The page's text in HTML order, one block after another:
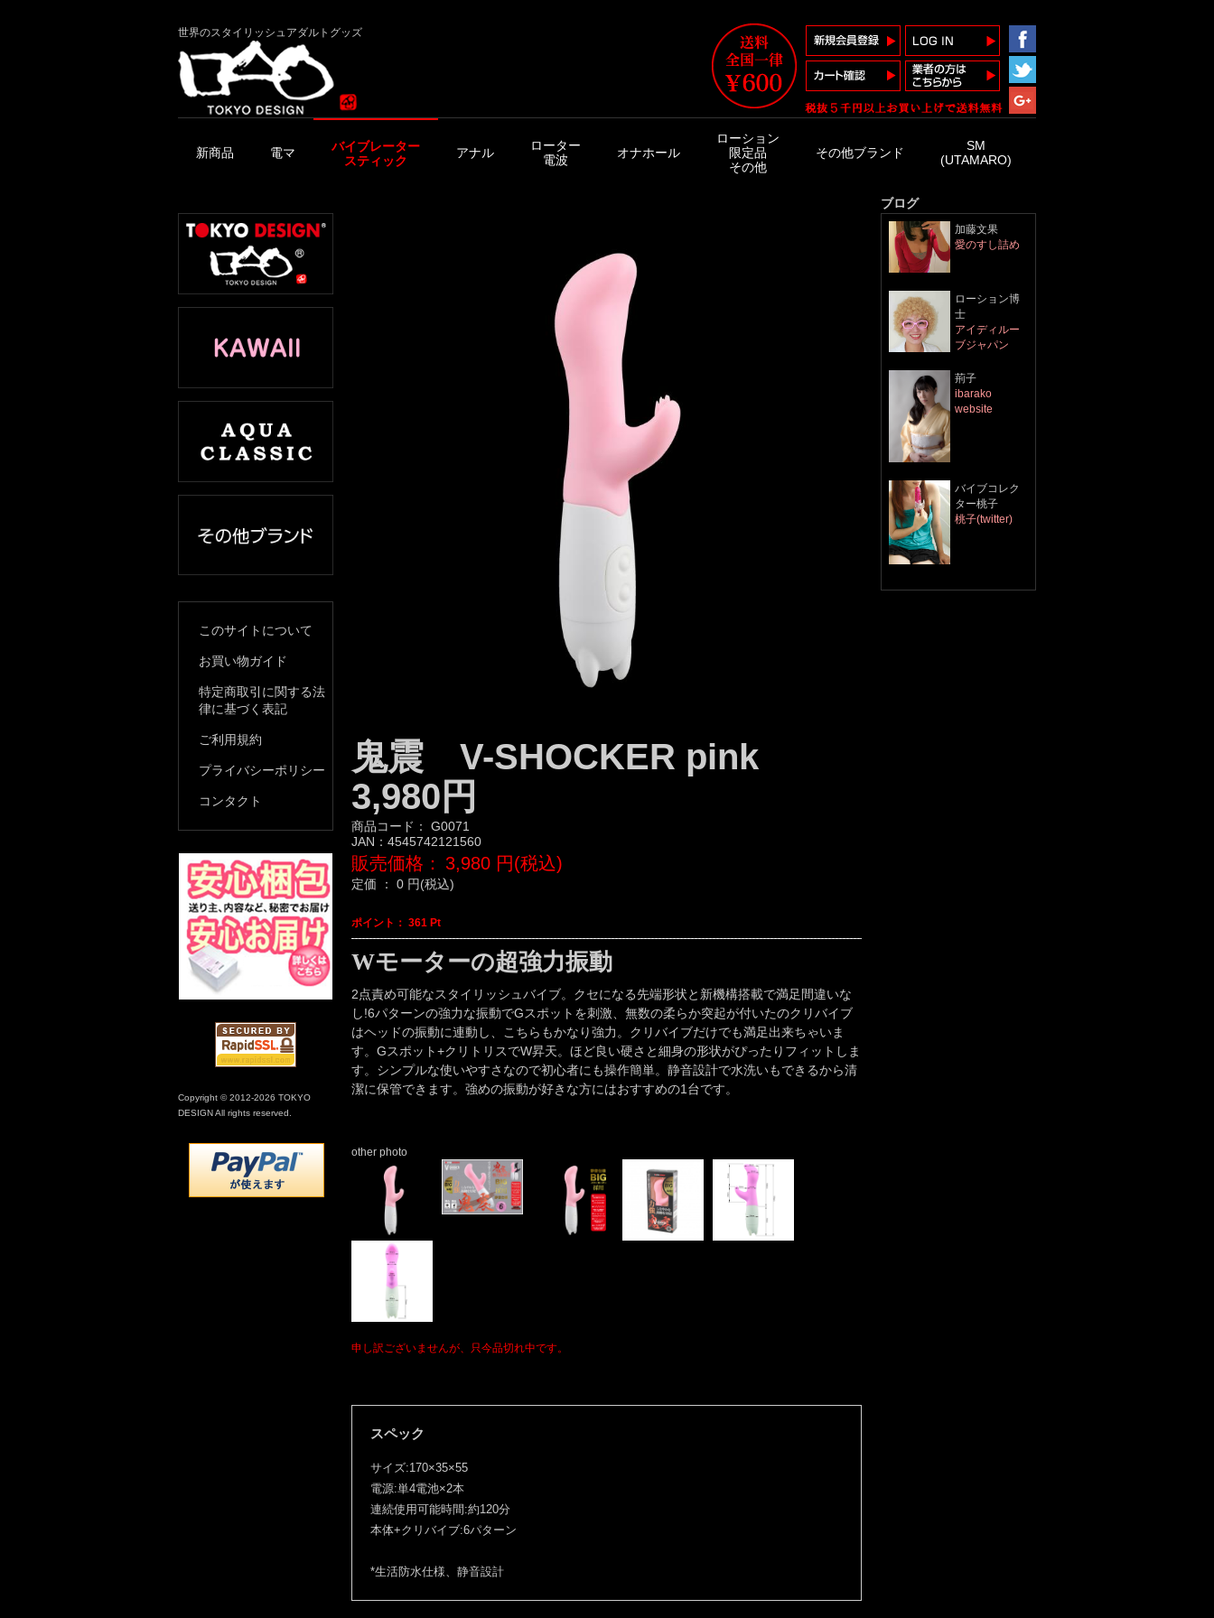
世界のスタイリッシュアダルトグッズ
新商品 電マ
バイブレーター
スティック
アナル
ローター
電波
オナホール
ローション
限定品
その他
その他ブランド
SM
(UTAMARO)
このサイトについて
お買い物ガイド
特定商取引に関する法
律に基づく表記
ご利用規約
プライバシーポリシー
コンタクト
Copyright © 2012-2026 TOKYO
DESIGN All rights reserved.
鬼震 V-SHOCKER pink
3,980円
商品コード：
G0071
JAN： 4545742121560
販売価格： 3,980 円(税込)
定価 ： 0 円(税込)
ポイント： 361 Pt
Wモーターの超強力振動
2点責め可能なスタイリッシュバイブ。クセになる先端形状と新機構搭載で満足間違いな
し!6パターンの強力な振動でGスポットを刺激、無数の柔らか突起が付いたのクリバイブ
はヘッドの振動に連動し、こちらもかなり強力。クリバイブだけでも満足出来ちゃいま
す。Gスポット+クリトリスでW昇天。ほど良い硬さと細身の形状がぴったりフィットしま
す。シンプルな使いやすさなので初心者にも操作簡単。静音設計で水洗いもできるから清
潔に保管できます。強めの振動が好きな方にはおすすめの1台です。
other photo
申し訳ございませんが、只今品切れ中です。
スペック
サイズ:170×35×55
電源:単4電池×2本
連続使用可能時間:約120分
本体+クリバイブ:6パターン
*生活防水仕様、静音設計
ブログ
加藤文果
愛のすし詰め
ローション博
士
アイディルー
ブジャパン
​荊子
ibarako
website
​バイブコレク
ター桃子
桃子(twitter)